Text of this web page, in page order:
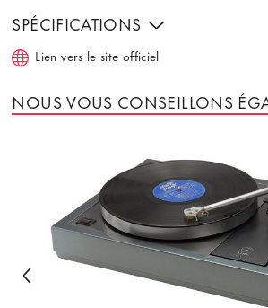
SPÉCIFICATIONS
Lien vers le site officiel
NOUS VOUS CONSEILLONS